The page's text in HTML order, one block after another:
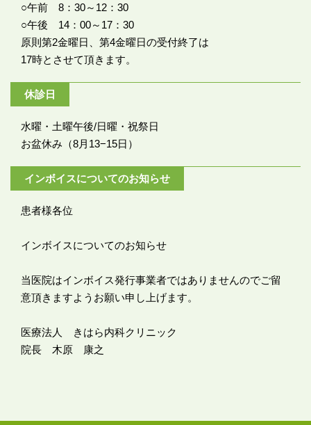
○午前 8：30～12：30
○午後 14：00～17：30
原則第2金曜日、第4金曜日の受付終了は
17時とさせて頂きます。
休診日
水曜・土曜午後/日曜・祝祭日
お盆休み（8月13−15日）
インボイスについてのお知らせ
患者様各位
インボイスについてのお知らせ
当医院はインボイス発行事業者ではありませんのでご留
意頂きますようお願い申し上げます。
医療法人 きはら内科クリニック
院長 木原 康之